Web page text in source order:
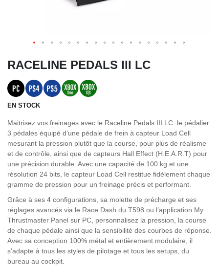
RACELINE PEDALS III LC
EN STOCK
Maitrisez vos freinages avec le Raceline Pedals III LC: le pédalier
3 pédales équipé d’une pédale de frein à capteur Load Cell
mesurant la pression plutôt que la course, pour plus de réalisme
et de contrôle, ainsi que de capteurs Hall Effect (H.E.A.R.T) pour
une précision durable. Avec une capacité de 100 kg et une
résolution 24 bits, le capteur Load Cell restitue fidèlement chaque
gramme de pression pour un freinage précis et performant.
Grâce à ses 4 configurations, sa molette de précharge et ses
réglages avancés via le Race Dash du T598 ou l’application My
Thrustmaster Panel sur PC, personnalisez la pression, la course
de chaque pédale ainsi que la sensibilité des courbes de réponse.
Avec sa conception 100% métal et entièrement modulaire, il
s’adapte à tous les styles de pilotage et tous les setups, du
bureau au cockpit.